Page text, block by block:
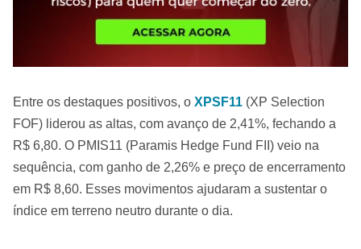
Entre os destaques positivos, o XPSF11 (XP Selection
FOF) liderou as altas, com avanço de 2,41%, fechando a
R$ 6,80. O PMIS11 (Paramis Hedge Fund FII) veio na
sequência, com ganho de 2,26% e preço de encerramento
em R$ 8,60. Esses movimentos ajudaram a sustentar o
índice em terreno neutro durante o dia.